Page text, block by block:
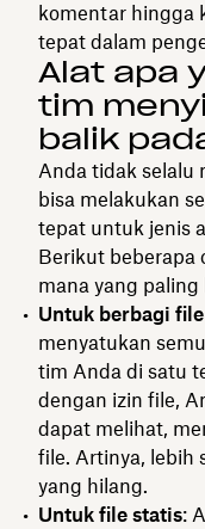
komentar hingga
tepat dalam
Alat apa
tim
balik
Anda tidak selalu
bisa melakukan
tepat untuk jenis
Berikut
mana yang paling
Untuk berbagi
menyatukan
tim Anda di satu
dengan izin file,
dapat melihat,
file. Artinya, lebih
yang hilang.
Untuk file statis: